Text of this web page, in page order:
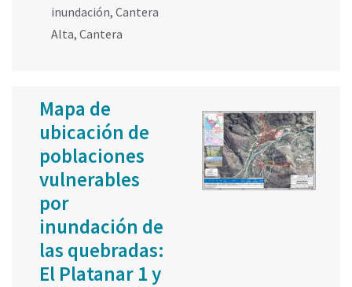
inundación, Cantera
Alta, Cantera
Mapa de
ubicación de
poblaciones
vulnerables
por
inundación de
las quebradas:
El Platanar 1 y